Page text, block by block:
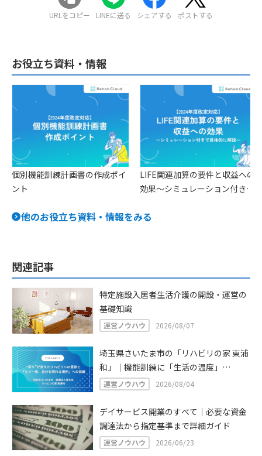
URLをコピー LINEに送る シェアする ポストする
お役立ち資料・情報
個別機能訓練計画書の作成ポイ
ント
LIFE関連加算の要件と収益への
効果〜シミュレーション付きで
他のお役立ち資料・情報をみる
関連記事
特定施設入居者生活介護の開設・運営の
基礎知識
運営ノウハウ 2026/08/07
埼玉県さいたま市の「リハビリの家 東浦
和」｜機能訓練に「生活の温度」
を。“彩り”が変えたリハビリへの意欲
の挑戦
運営ノウハウ 2026/08/04
デイサービス開業のすべて｜必要な資金
調達法から指定基準まで詳細ガイド
運営ノウハウ 2026/06/23